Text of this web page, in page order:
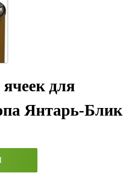
ячеек для
Янтарь-Блик